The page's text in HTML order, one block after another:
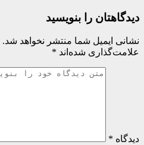
دیدگاهتان را بنویسید
نشانی ایمیل شما منتشر نخواهد شد.
علامت‌گذاری شده‌اند *
دیدگاه *